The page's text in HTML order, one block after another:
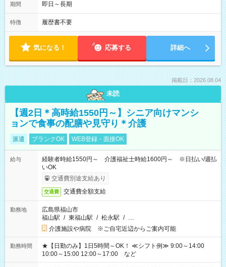
期間 即日～長期
特徴 履歴書不要
気になる！ 応募する 詳細へ
掲載日：2026.08.04
未読
【週2日＊高時給1550円～】シニア向けマンシ
ョンで食事の配膳や見守り＊介護
派遣 ブランクOK WEB登録・面接OK
給与
経験者時給1550円～ 介護福祉士時給1600円～ ※日払い/週払
いOK
交通費別途支給あり
交通費 交通費全額支給
勤務地
広島県福山市
福山駅 / 東福山駅 / 松永駅 / …
介護施設や病院 ※ご自宅近辺からご案内可能
勤務時間
★【日勤のみ】1日5時間～OK！ ≪シフト例≫ 9:00～14:00
10:00～15:00 12:00～17:00 など